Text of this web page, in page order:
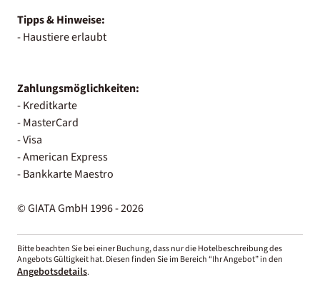
Tipps & Hinweise:
- Haustiere erlaubt
Zahlungsmöglichkeiten:
- Kreditkarte
- MasterCard
- Visa
- American Express
- Bankkarte Maestro
© GIATA GmbH 1996 - 2026
Bitte beachten Sie bei einer Buchung, dass nur die Hotelbeschreibung des
Angebots Gültigkeit hat. Diesen finden Sie im Bereich “Ihr Angebot” in den
Angebotsdetails.